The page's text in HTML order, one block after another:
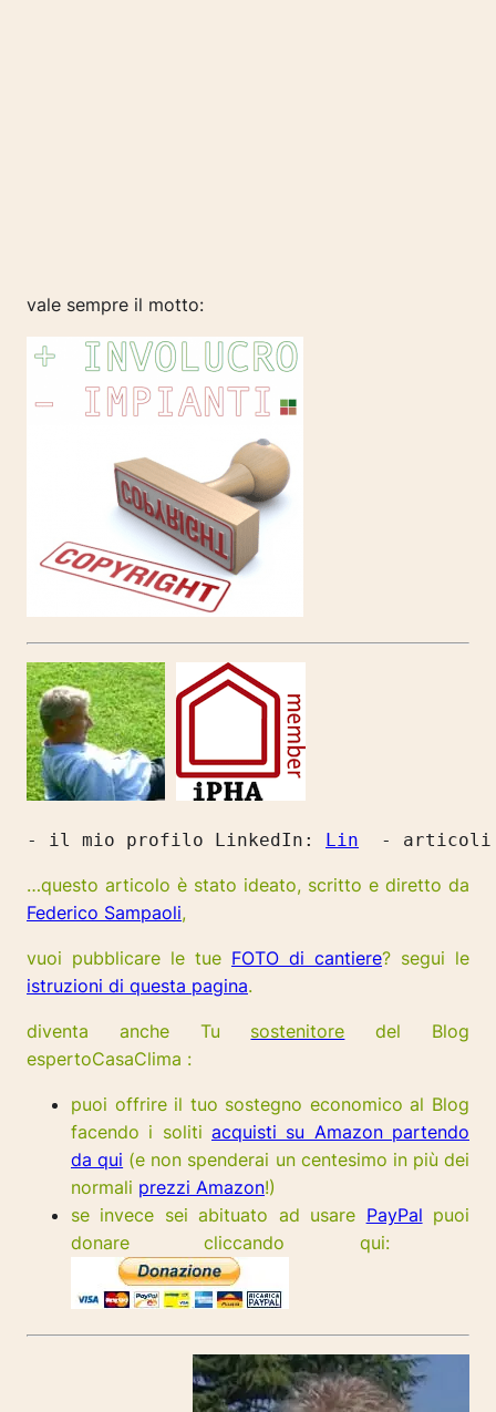
vale sempre il motto:
- il mio profilo LinkedIn: Lin - articoli
…questo articolo è stato ideato, scritto e diretto da
Federico Sampaoli,
vuoi pubblicare le tue FOTO di cantiere? segui le
istruzioni di questa pagina.
diventa anche Tu sostenitore del Blog
espertoCasaClima :
puoi offrire il tuo sostegno economico al Blog
facendo i soliti acquisti su Amazon partendo
da qui (e non spenderai un centesimo in più dei
normali prezzi Amazon!)
se invece sei abituato ad usare PayPal puoi
donare cliccando qui: